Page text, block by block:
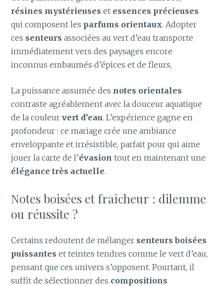
résines mystérieuses et essences précieuses
qui composent les parfums orientaux. Adopter
ces senteurs associées au vert d’eau transporte
immédiatement vers des paysages encore
inconnus embaumés d’épices et de fleurs.
La puissance assumée des notes orientales
contraste agréablement avec la douceur aquatique
de la couleurvert d’eau. L’expérience gagne en
profondeur : ce mariage crée une ambiance
enveloppante et irrésistible, parfait pour qui aime
jouer la carte de l’évasion tout en maintenant une
élégance très actuelle.
Notes boisées et fraîcheur : dilemme
ou réussite ?
Certains redoutent de mélanger senteurs boisées
puissantes et teintes tendres comme le vert d’eau,
pensant que ces univers s’opposent. Pourtant, il
suffit de sélectionner des compositions